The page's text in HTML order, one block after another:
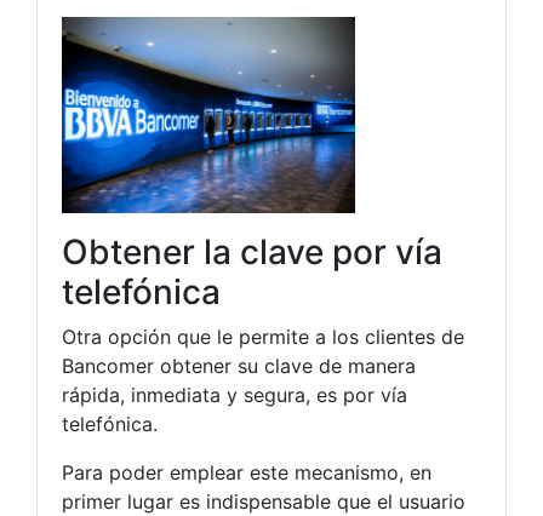
Obtener la clave por vía
telefónica
Otra opción que le permite a los clientes de
Bancomer obtener su clave de manera
rápida, inmediata y segura, es por vía
telefónica.
Para poder emplear este mecanismo, en
primer lugar es indispensable que el usuario